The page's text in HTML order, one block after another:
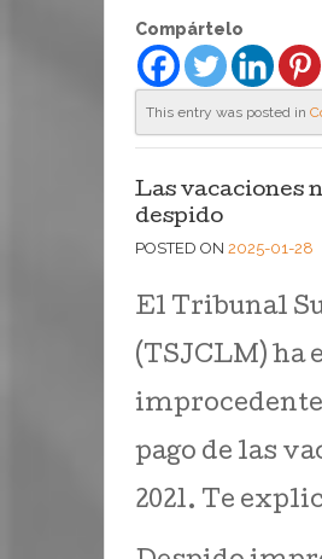
Compártelo
This entry was posted in
Las vacaciones
despido
POSTED ON 2025-01-28
El Tribunal
(TSJCLM) ha
improcedente
pago de las
2021. Te